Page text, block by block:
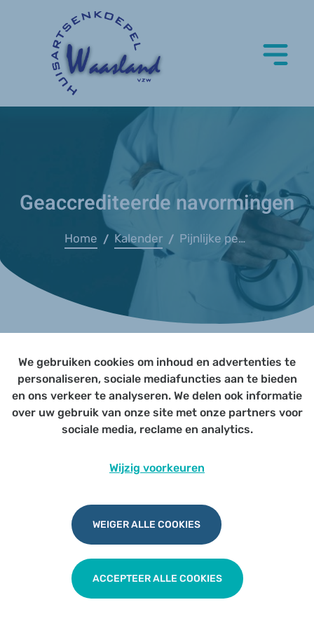
Geaccrediteerde navormingen
Home / Kalender / Pijnlijke pezen ontleed – ZAS
Page not yet published
We gebruiken cookies om inhoud en advertenties te
personaliseren, sociale mediafuncties aan te bieden
en ons verkeer te analyseren. We delen ook informatie
over uw gebruik van onze site met onze partners voor
sociale media, reclame en analytics.
Wijzig voorkeuren
WEIGER ALLE COOKIES
ACCEPTEER ALLE COOKIES
Privacy|Cookies|Disclaimer
Udesite